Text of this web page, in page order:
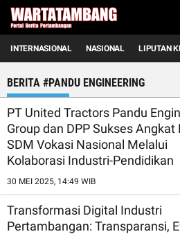
INTERNASIONAL NASIONAL LIPUTAN
BERITA #PANDU ENGINEERING
PT United Tractors Pandu
Group dan DPP Sukses Angkat
SDM Vokasi Nasional Melalui
Kolaborasi Industri-Pendidikan
30 MEI 2025, 14:49 WIB
Transformasi Digital Industri
Pertambangan: Transparansi,